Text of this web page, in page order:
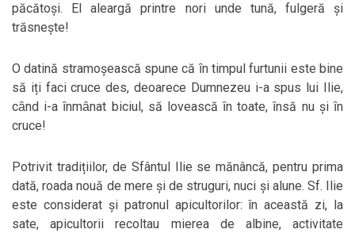
păcătoși. El aleargă printre nori unde tună, fulgeră și
trăsnește!
O datină stramoșească spune că ȋn timpul furtunii este bine
să iți faci cruce des, deoarece Dumnezeu i-a spus lui Ilie,
cȃnd i-a ȋnmȃnat biciul, să lovească ȋn toate, ȋnsă nu și ȋn
cruce!
Potrivit tradițiilor, de Sfântul Ilie se mănâncă, pentru prima
dată, roada nouă de mere și de struguri, nuci și alune. Sf. Ilie
este considerat și patronul apicultorilor: în această zi, la
sate, apicultorii recoltau mierea de albine, activitate